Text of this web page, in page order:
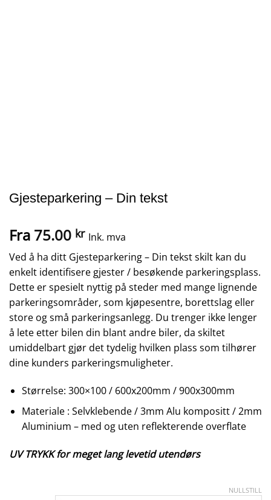
Gjesteparkering – Din tekst
Fra 75.00 kr Ink. mva
Ved å ha ditt Gjesteparkering – Din tekst skilt kan du
enkelt identifisere gjester / besøkende parkeringsplass.
Dette er spesielt nyttig på steder med mange lignende
parkeringsområder, som kjøpesentre, borettslag eller
store og små parkeringsanlegg. Du trenger ikke lenger
å lete etter bilen din blant andre biler, da skiltet
umiddelbart gjør det tydelig hvilken plass som tilhører
dine kunders parkeringsmuligheter.
Størrelse: 300×100 / 600x200mm / 900x300mm
Materiale : Selvklebende / 3mm Alu kompositt / 2mm
Aluminium – med og uten reflekterende overflate
UV TRYKK for meget lang levetid utendørs
NULLSTILL